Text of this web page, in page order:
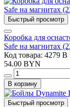
Быстрый просмотр
Коробка для
Safe на магнитах
Код товара: 4279 В
54.00 BYN
В корзину
Быстрый просмотр